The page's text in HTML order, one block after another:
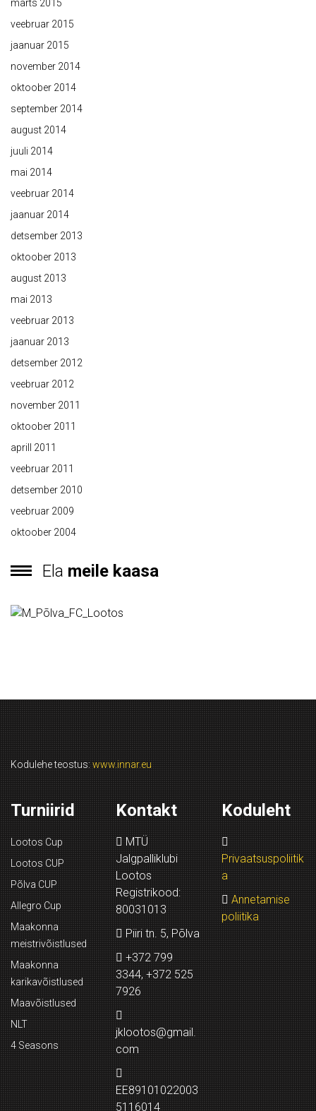
märts 2015
veebruar 2015
jaanuar 2015
november 2014
oktoober 2014
september 2014
august 2014
juuli 2014
mai 2014
veebruar 2014
jaanuar 2014
detsember 2013
oktoober 2013
august 2013
mai 2013
veebruar 2013
jaanuar 2013
detsember 2012
veebruar 2012
november 2011
oktoober 2011
aprill 2011
veebruar 2011
detsember 2010
veebruar 2009
oktoober 2004
Ela meile kaasa
Kodulehe teostus: www.innar.eu
Turniirid
Lootos Cup
Lootos CUP
Põlva CUP
Allegro Cup
Maakonna
meistrivõistlused
Maakonna
karikavõistlused
Maavõistlused
NLT
4 Seasons
Kontakt
MTÜ
Jalgpalliklubi
Lootos
Registrikood:
80031013
Piiri tn. 5, Põlva
+372 799
3344, +372 525
7926
jklootos@gmail.
com
EE89101022003
5116014
Koduleht
Privaatsuspoliitik
a
Annetamise
poliitika